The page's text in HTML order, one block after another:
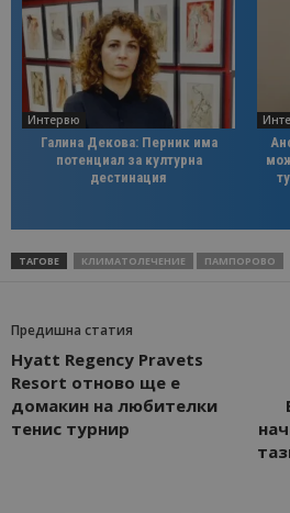
Интервю
Галина Декова: Перник има
потенциал за културна
дестинация
ТАГОВЕ КЛИМАТОЛЕЧЕНИЕ ПАМПОРОВО
Предишна статия
Hyatt Regency Pravets
Resort отново ще е
домакин на любителки
тенис турнир